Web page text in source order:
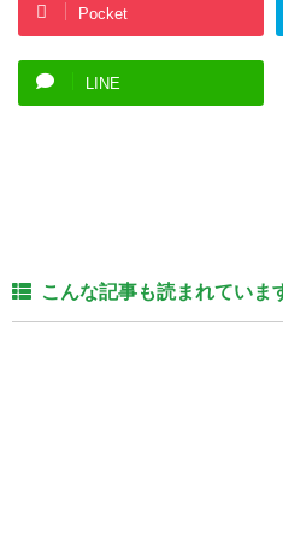
Pocket
LINE
こんな記事も読まれていま